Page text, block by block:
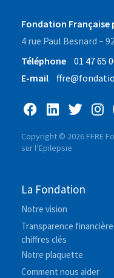
Fondation Française
4 rue Paul Besnard –
Téléphone
01 47 65
E-mail
Copyright © 2026 FFRE
sur l’Epilepsie
La Fondation
Notre vision
Transparence
chiffres clés
Notre plaquette
Comment nous aider